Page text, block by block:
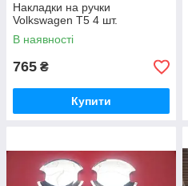
Накладки на ручки
Volkswagen T5 4 шт.
В наявності
765 ₴
Купити